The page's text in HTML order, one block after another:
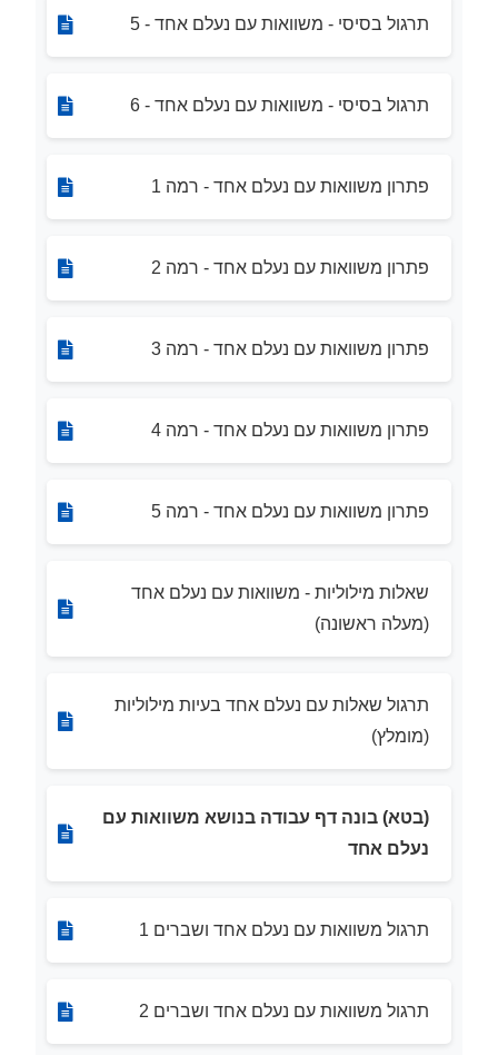
תרגול בסיסי - משוואות עם נעלם אחד - 5
תרגול בסיסי - משוואות עם נעלם אחד - 6
פתרון משוואות עם נעלם אחד - רמה 1
פתרון משוואות עם נעלם אחד - רמה 2
פתרון משוואות עם נעלם אחד - רמה 3
פתרון משוואות עם נעלם אחד - רמה 4
פתרון משוואות עם נעלם אחד - רמה 5
שאלות מילוליות - משוואות עם נעלם אחד
(מעלה ראשונה)
תרגול שאלות עם נעלם אחד בעיות מילוליות
(מומלץ)
(בטא) בונה דף עבודה בנושא משוואות עם
נעלם אחד
תרגול משוואות עם נעלם אחד ושברים 1
תרגול משוואות עם נעלם אחד ושברים 2